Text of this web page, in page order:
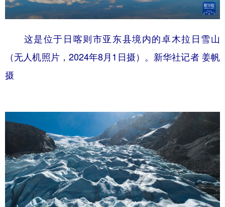
这是位于日喀则市亚东县境内的卓木拉日雪山
（无人机照片，2024年8月1日摄）。新华社记者 姜帆
摄